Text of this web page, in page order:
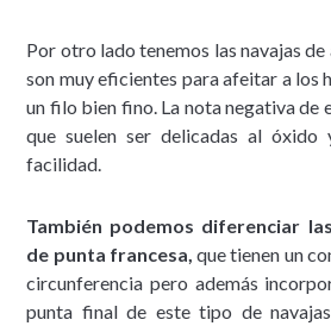
Por otro lado tenemos las navajas
son muy eficientes para afeitar a los
un filo bien fino. La nota negativa de
que suelen ser delicadas al óxido
facilidad.
También podemos diferenciar
de punta francesa, que tienen un
circunferencia pero además
punta final de este tipo de